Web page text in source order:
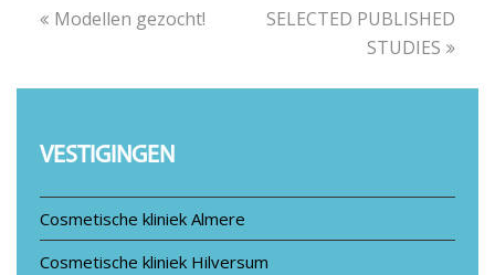
previous
Modellen gezocht!
next
SELECTED PUBLISHED
STUDIES
VESTIGINGEN
Cosmetische kliniek Almere
Cosmetische kliniek Hilversum